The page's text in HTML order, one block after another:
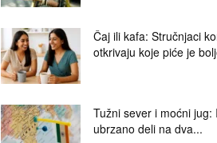
Čaj ili kafa: Stručnjaci
otkrivaju koje piće je
Tužni sever i moćni jug:
ubrzano deli na dva...